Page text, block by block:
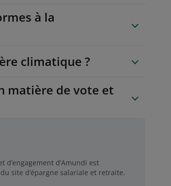
à la
climatique ?
matière de vote et
d’Amundi est
site d’épargne salariale et retraite.